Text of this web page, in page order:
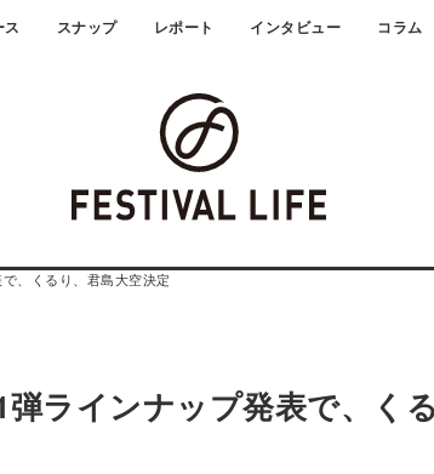
ス スナップ レポート インタビュー コラム
、くるり、君島大空決定
ラインナップ発表で、く